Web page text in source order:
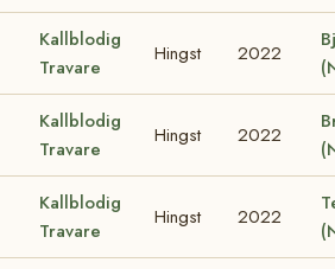
Kallblodig
Travare
Hingst 2022
Kallblodig
Travare
Hingst 2022
Kallblodig
Travare
Hingst 2022